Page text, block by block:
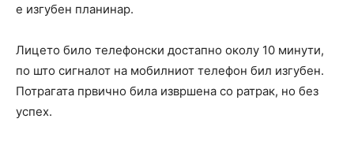
е изгубен планинар.
Лицето било телефонски достапно околу 10 минути,
по што сигналот на мобилниот телефон бил изгубен.
Потрагата првично била извршена со ратрак, но без
успех.